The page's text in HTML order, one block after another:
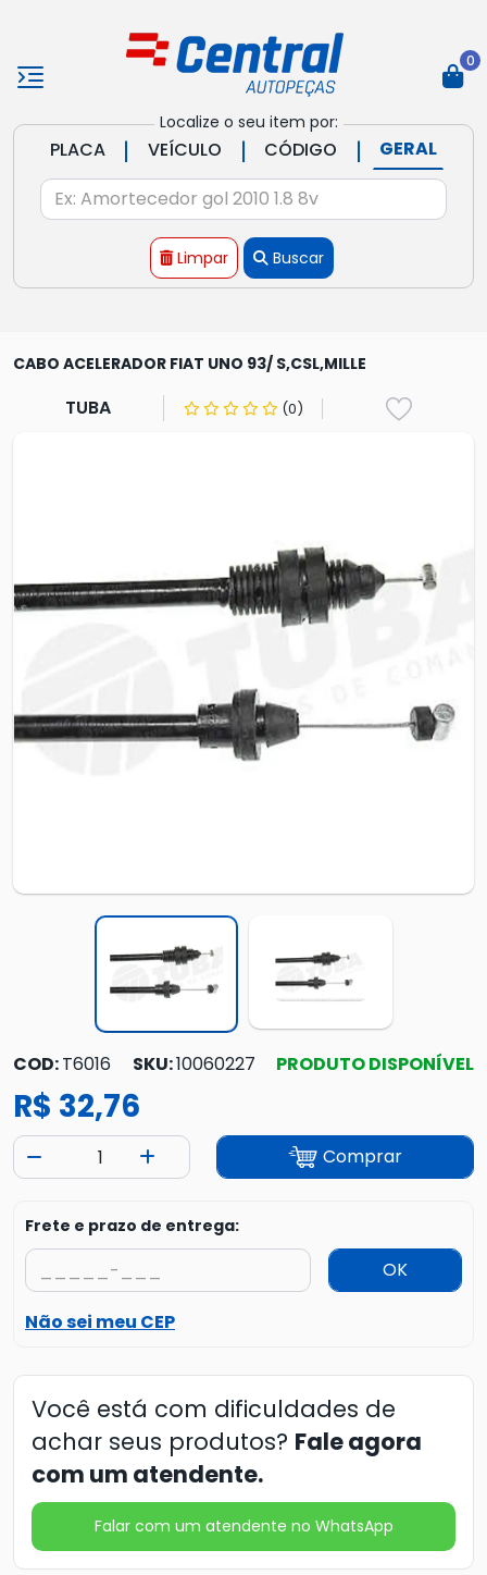
Localize o seu item por:
PLACA | VEÍCULO | CÓDIGO | GERAL
Limpar Buscar
0
CABO ACELERADOR FIAT UNO 93/ S,CSL,MILLE
TUBA (0)
COD:T6016 SKU:10060227 PRODUTO DISPONÍVEL
R$ 32,76
Comprar
Frete e prazo de entrega:
OK
Não sei meu CEP
Você está com dificuldades de
achar seus produtos? Fale agora
com um atendente.
Falar com um atendente no WhatsApp